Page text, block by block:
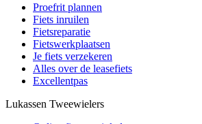
Proefrit plannen
Fiets inruilen
Fietsreparatie
Fietswerkplaatsen
Je fiets verzekeren
Alles over de leasefiets
Excellentpas
Lukassen Tweewielers